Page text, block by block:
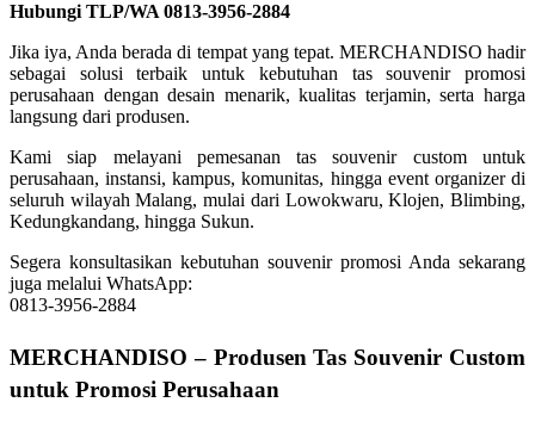
Hubungi TLP/WA 0813-3956-2884
Jika iya, Anda berada di tempat yang tepat. MERCHANDISO hadir
sebagai solusi terbaik untuk kebutuhan tas souvenir promosi
perusahaan dengan desain menarik, kualitas terjamin, serta harga
langsung dari produsen.
Kami siap melayani pemesanan tas souvenir custom untuk
perusahaan, instansi, kampus, komunitas, hingga event organizer di
seluruh wilayah Malang, mulai dari Lowokwaru, Klojen, Blimbing,
Kedungkandang, hingga Sukun.
Segera konsultasikan kebutuhan souvenir promosi Anda sekarang
juga melalui WhatsApp:
0813-3956-2884
MERCHANDISO – Produsen Tas Souvenir Custom
untuk Promosi Perusahaan